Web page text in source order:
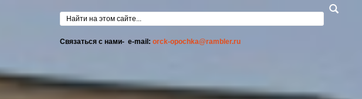
Форма поиска
Связаться с нами- e-mail: orck-opochka@rambler.ru